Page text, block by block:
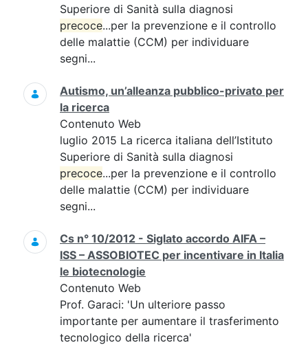
Superiore di Sanità sulla diagnosi
precoce...per la prevenzione e il controllo
delle malattie (CCM) per individuare
segni...
Autismo, un’alleanza pubblico-privato per
la ricerca
Contenuto Web
luglio 2015 La ricerca italiana dell’Istituto
Superiore di Sanità sulla diagnosi
precoce...per la prevenzione e il controllo
delle malattie (CCM) per individuare
segni...
Cs n° 10/2012 - Siglato accordo AIFA –
ISS – ASSOBIOTEC per incentivare in Italia
le biotecnologie
Contenuto Web
Prof. Garaci: 'Un ulteriore passo
importante per aumentare il trasferimento
tecnologico della ricerca'